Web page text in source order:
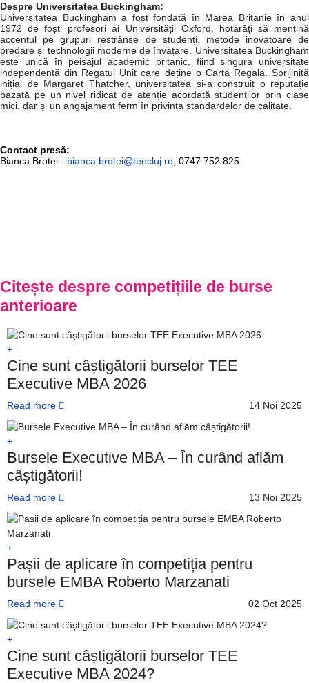
Despre Universitatea Buckingham:
Universitatea Buckingham a fost fondată în Marea Britanie în anul
1972 de foști profesori ai Universității Oxford, hotărâți să mențină
accentul pe grupuri restrânse de studenți, metode inovatoare de
predare și technologii moderne de învățare. Universitatea Buckingham
este unică în peisajul academic britanic, fiind singura universitate
independentă din Regatul Unit care deține o Cartă Regală. Sprijinită
inițial de Margaret Thatcher, universitatea și-a construit o reputație
bazată pe un nivel ridicat de atenție acordată studenților prin clase
mici, dar și un angajament ferm în privința standardelor de calitate.
Contact presă:
Bianca Brotei - bianca.brotei@teecluj.ro , 0747 752 825
Citește despre competițiile de burse
anterioare
Cine sunt câștigătorii burselor TEE
Executive MBA 2026
Read more 14 Noi 2025
Bursele Executive MBA – În curând aflăm
câștigătorii!
Read more 13 Noi 2025
Pașii de aplicare în competiția pentru
bursele EMBA Roberto Marzanati
Read more 02 Oct 2025
Cine sunt câștigătorii burselor TEE
Executive MBA 2024?